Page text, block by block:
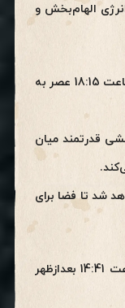
الهام‌بخش و
۲۰ جولای (29 تیر) – ساعت ۱۴:۴۵ UTC (ساعت 18:15 عصر به
قدرتمند میان
شد تا فضا برای
۲۱ جولای (30 تیر) – ساعت ۱۱:۱۱ UTC (ساعت 14:41 بعدازظهر